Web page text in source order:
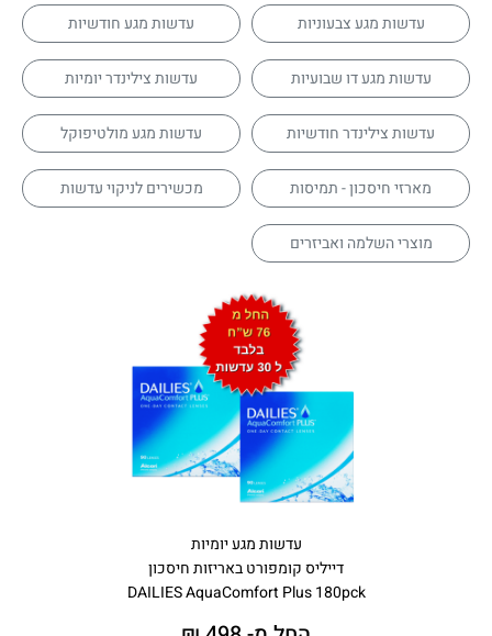
עדשות מגע צבעוניות עדשות מגע חודשיות
עדשות מגע דו שבועיות עדשות צילינדר יומיות
עדשות צילינדר חודשיות עדשות מגע מולטיפוקל
מארזי חיסכון - תמיסות מכשירים לניקוי עדשות
מוצרי השלמה ואביזרים
עדשות מגע יומיות
דייליס קומפורט באריזות חיסכון
DAILIES AquaComfort Plus 180pck